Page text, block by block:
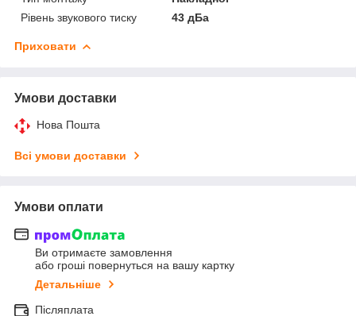
Рівень звукового тиску
43 дБа
Приховати
Умови доставки
Нова Пошта
Всі умови доставки
Умови оплати
Ви отримаєте замовлення
або гроші повернуться на вашу картку
Детальніше
Післяплата